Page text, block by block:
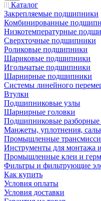
Каталог
Закрепляемые подшипники
Комбинированные
Низкотемпературные
Сверхточные подшипники
Роликовые подшипники
Шариковые подшипники
Игольчатые подшипники
Шарнирные подшипники
Системы линейного
Втулки
Подшипниковые узлы
Шарнирные головки
Подшипниковые разборные
Манжеты, уплотнения,
Промышленные
Инструменты для монтажа
Промышленные клеи и
Фильтры и фильтрующие
Как купить
Условия оплаты
Условия доставки